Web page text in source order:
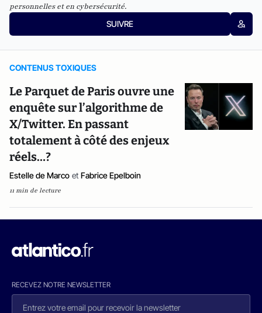
personnelles et en cybersécurité.
SUIVRE
CONTENUS TOXIQUES
Le Parquet de Paris ouvre une
enquête sur l’algorithme de
X/Twitter. En passant
totalement à côté des enjeux
réels…?
Estelle de Marco et Fabrice Epelboin
11 min de lecture
RECEVEZ NOTRE NEWSLETTER